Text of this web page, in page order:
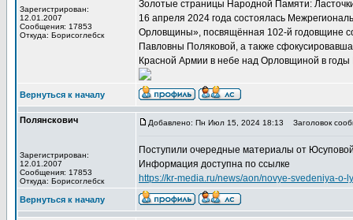
Зарегистрирован:
12.01.2007
Сообщения: 17853
Откуда: Борисоглебск
Золотые страницы Народной Памяти:
16 апреля 2024 года состоялась
Орловщины», посвящённая 102-й годовщине
Павловны Поляковой, а также
Красной Армии в небе над Орловщиной в
Вернуться к началу
Полянскович
Зарегистрирован:
12.01.2007
Сообщения: 17853
Откуда: Борисоглебск
Добавлено: Пн Июл 15, 2024 18:13 Заголовок
Поступили очередные материалы от
Информация доступна по ссылке
https://kr-media.ru/news/aon/novye-svedeniya-o-
Вернуться к началу